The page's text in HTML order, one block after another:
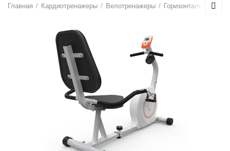
Главная / Кардиотренажеры / Велотренажеры / Горизонтальные